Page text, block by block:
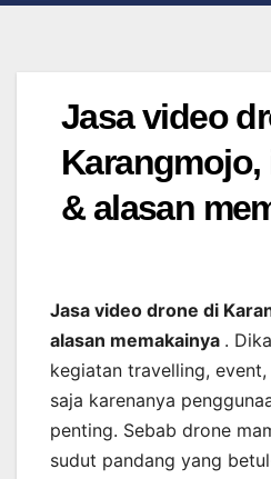
Jasa video
& alasan
Jasa video drone di
alasan memakainya .
kegiatan travelling,
saja karenanya
penting. Sebab drone
sudut pandang yang